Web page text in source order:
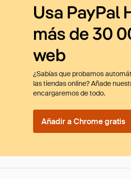
Usa PayPal
más de 30
web
¿Sabías que probamos
las tiendas online? Añade
encargaremos de todo.
Añadir a Chrome gratis